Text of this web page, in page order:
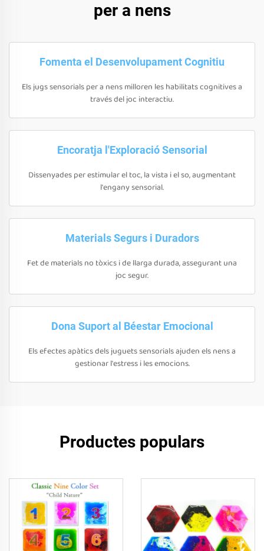
per a nens
Fomenta el Desenvolupament Cognitiu
Els jugs sensorials per a nens milloren les habilitats cognitives a
través del joc interactiu.
Encoratja l'Exploració Sensorial
Dissenyades per estimular el toc, la vista i el so, augmentant
l'engany sensorial.
Materials Segurs i Duradors
Fet de materials no tòxics i de llarga durada, assegurant una
joc segur.
Dona Suport al Béestar Emocional
Els efectes apàtics dels juguets sensorials ajuden els nens a
gestionar l'estress i les emocions.
Productes populars